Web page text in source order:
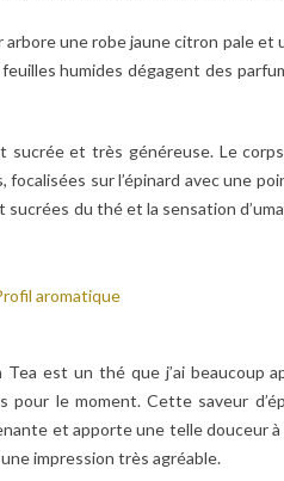
arbore une robe jaune citron pale
humides dégagent des
sucrée et très généreuse. Le
sur l’épinard avec une
du thé et la sensation
Tea est un thé que j’ai beaucoup
pour le moment. Cette saveur
et apporte une telle douceur à
impression très agréable.